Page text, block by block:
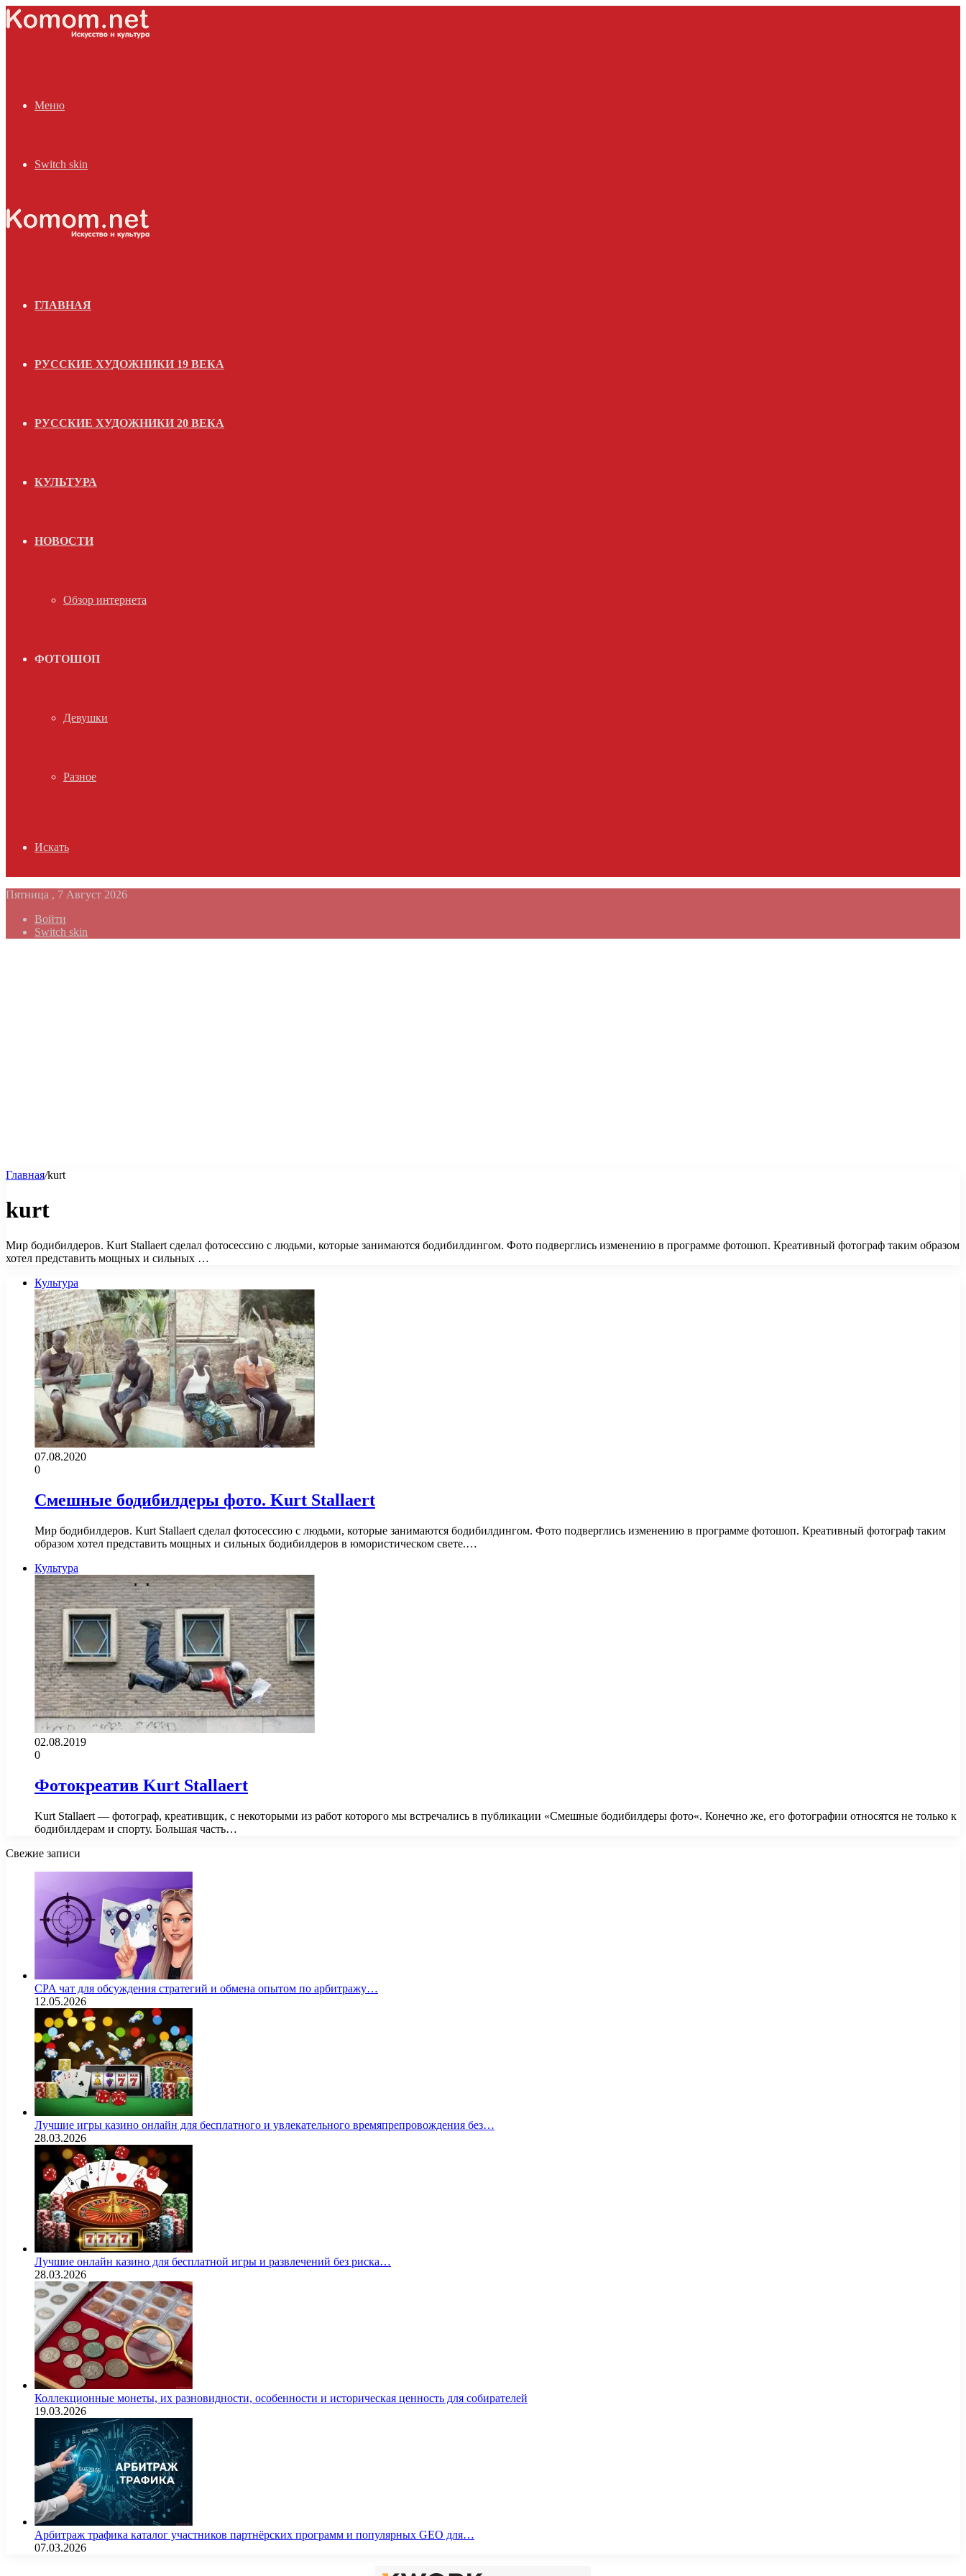
Меню
Switch skin
ГЛАВНАЯ
РУССКИЕ ХУДОЖНИКИ 19 ВЕКА
РУССКИЕ ХУДОЖНИКИ 20 ВЕКА
КУЛЬТУРА
НОВОСТИ
Обзор интернета
ФОТОШОП
Девушки
Разное
Искать
Пятница , 7 Август 2026
Войти
Switch skin
Главная/kurt
kurt
Мир бодибилдеров. Kurt Stallaert сделал фотосессию с людьми, которые занимаются бодибилдингом. Фото подверглись изменению в программе фотошоп. Креативный фотограф таким образом
хотел представить мощных и сильных …
Культура
07.08.2020
0
Смешные бодибилдеры фото. Kurt Stallaert
Мир бодибилдеров. Kurt Stallaert сделал фотосессию с людьми, которые занимаются бодибилдингом. Фото подверглись изменению в программе фотошоп. Креативный фотограф таким
образом хотел представить мощных и сильных бодибилдеров в юмористическом свете.…
Культура
02.08.2019
0
Фотокреатив Kurt Stallaert
Kurt Stallaert — фотограф, креативщик, с некоторыми из работ которого мы встречались в публикации «Смешные бодибилдеры фото«. Конечно же, его фотографии относятся не только к
бодибилдерам и спорту. Большая часть…
Свежие записи
CPA чат для обсуждения стратегий и обмена опытом по арбитражу…
12.05.2026
Лучшие игры казино онлайн для бесплатного и увлекательного времяпрепровождения без…
28.03.2026
Лучшие онлайн казино для бесплатной игры и развлечений без риска…
28.03.2026
Коллекционные монеты, их разновидности, особенности и историческая ценность для собирателей
19.03.2026
Арбитраж трафика каталог участников партнёрских программ и популярных GEO для…
07.03.2026